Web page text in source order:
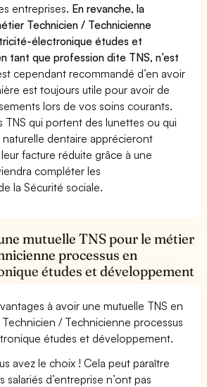
entreprises. En revanche, la
Technicien / Technicienne
électronique études et
tant que profession dite TNS, n’est
cependant recommandé d’en avoir
est toujours utile pour avoir de
lors de vos soins courants.
TNS qui portent des lunettes ou qui
dentaire apprécieront
facture réduite grâce à une
compléter les
la Sécurité sociale.
mutuelle TNS pour le métier
processus en
études et développement
à avoir une mutuelle TNS en
/ Technicienne processus
études et développement.
avez le choix ! Cela peut paraître
salariés d’entreprise n’ont pas